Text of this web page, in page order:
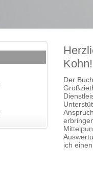
Kohn!
Der
ich